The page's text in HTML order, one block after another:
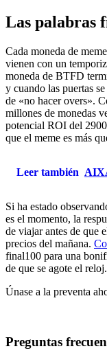
Las palabras
Cada moneda de
vienen con un
moneda de BTFD
y cuando las puertas
de «no hacer overs».
millones de monedas
potencial ROI del
que el meme es más
Leer también
Si ha estado
es el momento, la
de viajar antes de que
precios del mañana.
final100 para una
de que se agote el reloj.
Únase a la preventa
Preguntas